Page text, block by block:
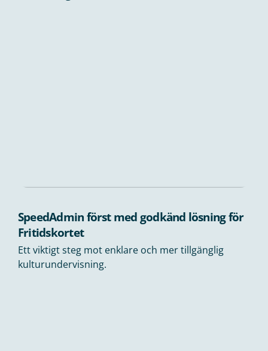
SpeedAdmin först med godkänd lösning för
Fritidskortet
Ett viktigt steg mot enklare och mer tillgänglig
kulturundervisning.